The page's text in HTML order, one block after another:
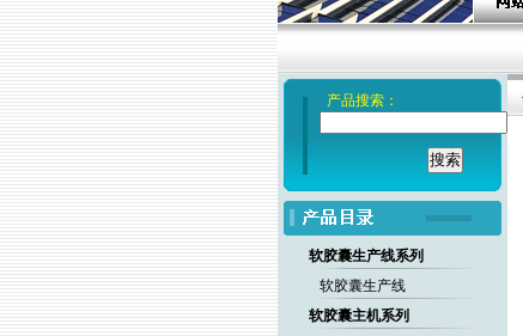
产品搜索：
软胶囊生产线系列
软胶囊生产线
软胶囊主机系列